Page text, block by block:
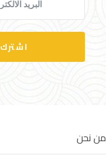
اشترك
من نحن